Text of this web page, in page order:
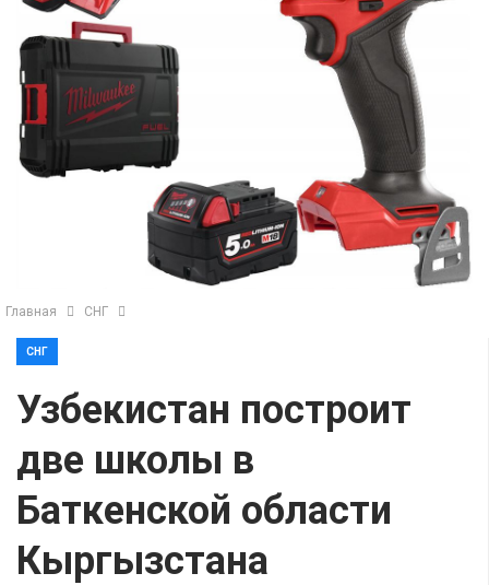
Главная СНГ
СНГ
Узбекистан построит
две школы в
Баткенской области
Кыргызстана